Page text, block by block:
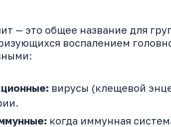
— это общее название для
воспалением
вирусы (клещевой
когда иммунная